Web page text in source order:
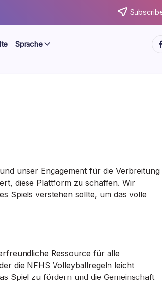
Sprache
unser Engagement für die Verbreitung
diese Plattform zu schaffen. Wir
Spiels verstehen sollte, um das volle
Ressource für alle
die NFHS Volleyballregeln leicht
Spiel zu fördern und die Gemeinschaft